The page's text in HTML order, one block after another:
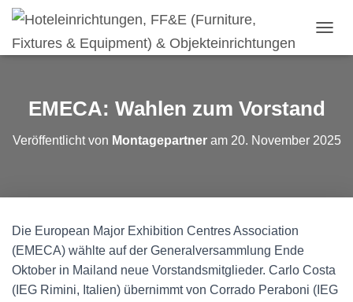
A
I
A
T
EMECA: Wahlen zum Vorstand
Veröffentlicht von Montagepartneram 20. November 2025
Die European Major Exhibition Centres Association
(EMECA) wählte auf der Generalversammlung Ende
Oktober in Mailand neue Vorstandsmitglieder. Carlo Costa
(IEG Rimini, Italien) übernimmt von Corrado Peraboni (IEG